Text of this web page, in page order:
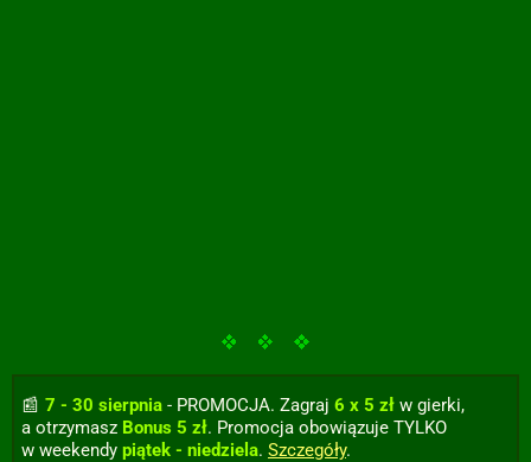
7 - 30 sierpnia - PROMOCJA. Zagraj 6 x 5 zł w gierki,
a otrzymasz Bonus 5 zł. Promocja obowiązuje TYLKO
w weekendy piątek - niedziela. Szczegóły.